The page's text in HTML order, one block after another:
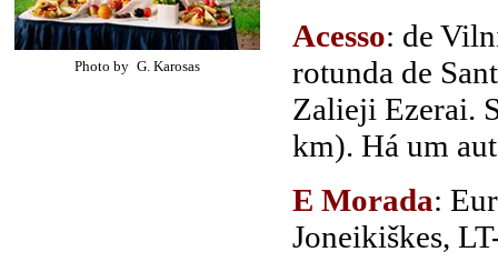
Photo by G. Karosas
Acesso: de
rotunda de
Zalieji Ezerai.
km). Há um
E Morada:
Joneikiškes,